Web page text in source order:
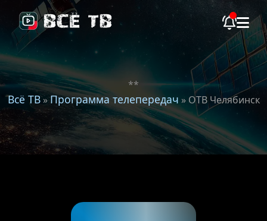
**
Всё ТВ»Программа телепередач » ОТВ Челябинск